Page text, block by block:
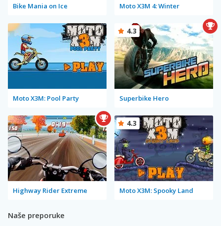
Bike Mania on Ice Moto X3M 4: Winter
Moto X3M: Pool Party Superbike Hero
4.3
Highway Rider Extreme Moto X3M: Spooky Land
4.3
Naše preporuke